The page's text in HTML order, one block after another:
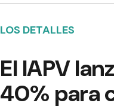
LOS DETALLES
El IAPV
40% para